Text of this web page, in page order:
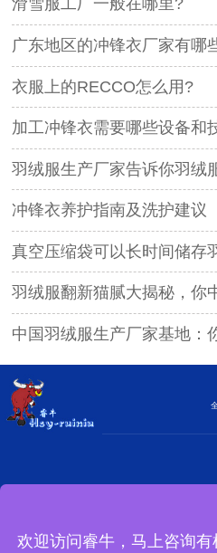
滑雪服工厂一般在哪里?
广东地区的冲锋衣厂家有哪
衣服上的RECCO怎么用?
加工冲锋衣需要哪些设备和
羽绒服生产厂家告诉你羽绒
冲锋衣养护指南及洗护建议
真空压缩袋可以长时间储存羽
羽绒服翻新猫腻大揭秘，你
中国羽绒服生产厂家基地：你的
广东睿牛制衣有
欢迎访问睿牛，马上咨询有